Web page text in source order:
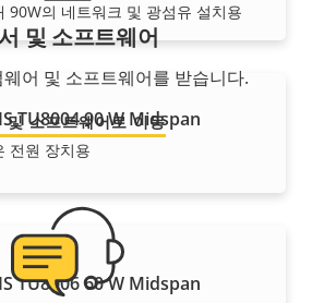
90W의 네트워크 및 광섬유 설치용
TU8004 90 W Midspan
전원 장치용
TU8006 60 W Midspan
및 소프트웨어
어 및 소프트웨어를 받습니다.
및 소프트웨어로 이동